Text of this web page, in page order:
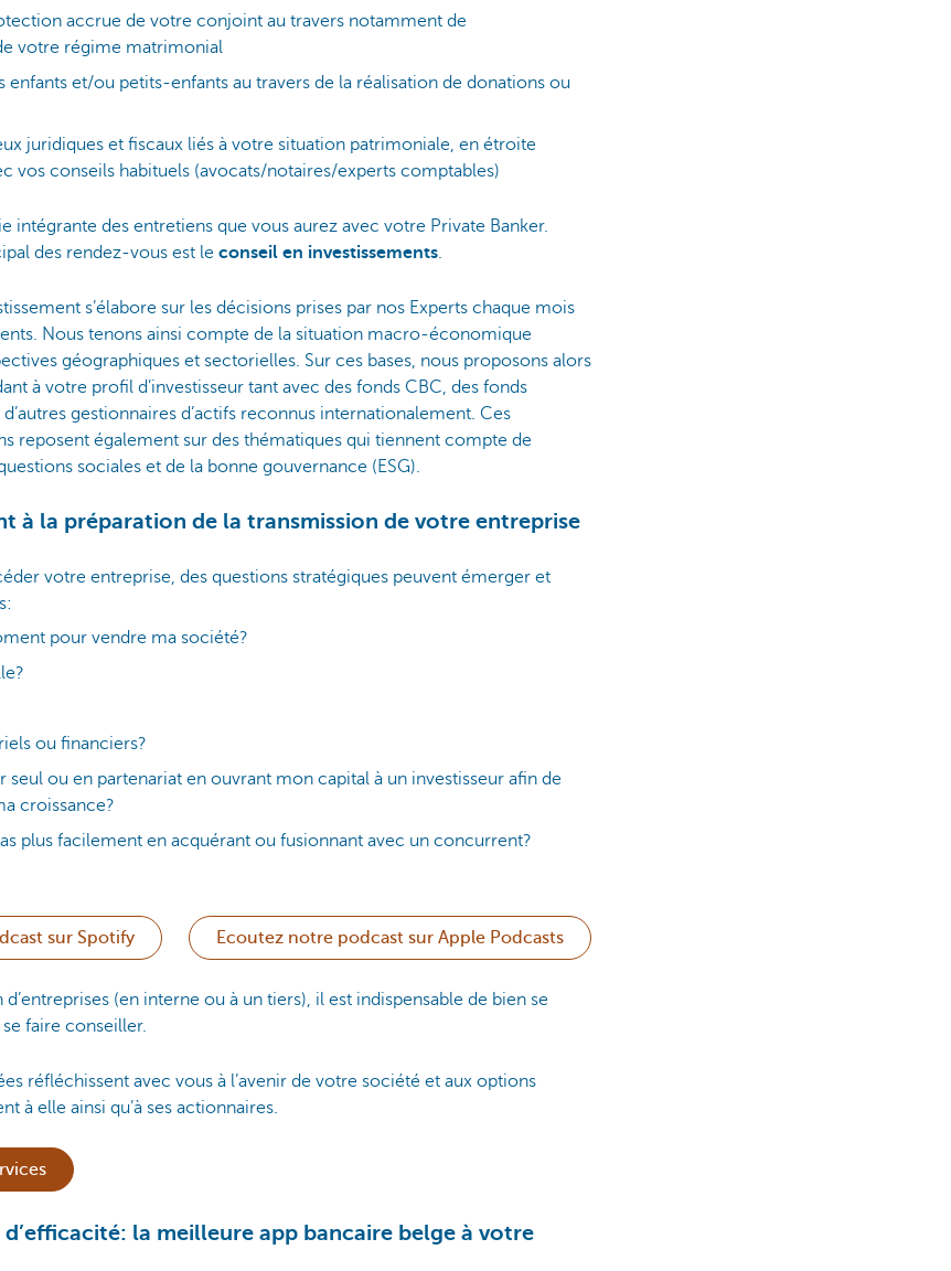
accrue de votre conjoint au travers notamment de
votre régime matrimonial
enfants et/ou petits-enfants au travers de la réalisation de donations ou
juridiques et fiscaux liés à votre situation patrimoniale, en étroite
vos conseils habituels (avocats/notaires/experts comptables)
intégrante des entretiens que vous aurez avec votre Private Banker.
des rendez-vous est le conseil en investissements.
s’élabore sur les décisions prises par nos Experts chaque mois
Nous tenons ainsi compte de la situation macro-économique
géographiques et sectorielles. Sur ces bases, nous proposons alors
à votre profil d’investisseur tant avec des fonds CBC, des fonds
gestionnaires d’actifs reconnus internationalement. Ces
reposent également sur des thématiques qui tiennent compte de
sociales et de la bonne gouvernance (ESG).
à la préparation de la transmission de votre entreprise
votre entreprise, des questions stratégiques peuvent émerger et
pour vendre ma société?
ou financiers?
ou en partenariat en ouvrant mon capital à un investisseur afin de
croissance?
plus facilement en acquérant ou fusionnant avec un concurrent?
sur Spotify Ecoutez notre podcast sur Apple Podcasts
(en interne ou à un tiers), il est indispensable de bien se
faire conseiller.
réfléchissent avec vous à l’avenir de votre société et aux options
à elle ainsi qu’à ses actionnaires.
la meilleure app bancaire belge à votre